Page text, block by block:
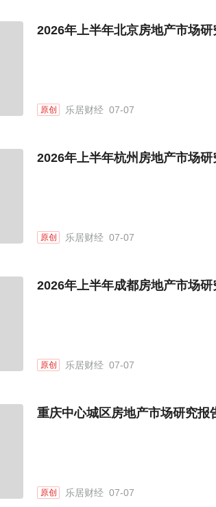
2026年上半年北京房地产市场研
原创 乐居财经 07-07
2026年上半年杭州房地产市场研
原创 乐居财经 07-07
2026年上半年成都房地产市场研
原创 乐居财经 07-07
重庆中心城区房地产市场研究报
原创 乐居财经 07-07